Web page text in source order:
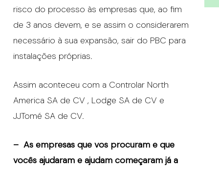
risco do processo às empresas que, ao fim
de 3 anos devem, e se assim o considerarem
necessário à sua expansão, sair do PBC para
instalações próprias.
Assim aconteceu com a Controlar North
America SA de CV , Lodge SA de CV e
JJTomé SA de CV.
– As empresas que vos procuram e que
vocês ajudaram e ajudam começaram já a